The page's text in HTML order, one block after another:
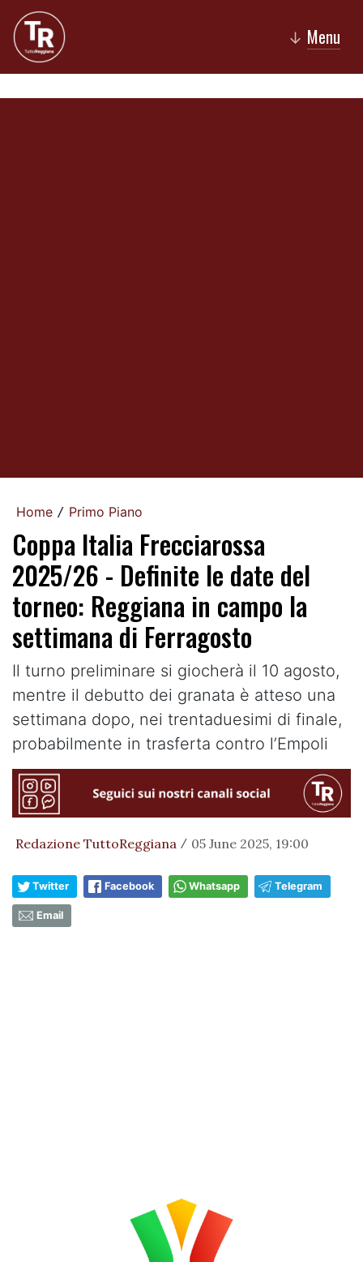
↓ Menu
Home / Primo Piano
Coppa Italia Frecciarossa
2025/26 - Definite le date del
torneo: Reggiana in campo la
settimana di Ferragosto
Il turno preliminare si giocherà il 10 agosto,
mentre il debutto dei granata è atteso una
settimana dopo, nei trentaduesimi di finale,
probabilmente in trasferta contro l’Empoli
Redazione TuttoReggiana / 05 June 2025, 19:00
Twitter Facebook Whatsapp Telegram
Email